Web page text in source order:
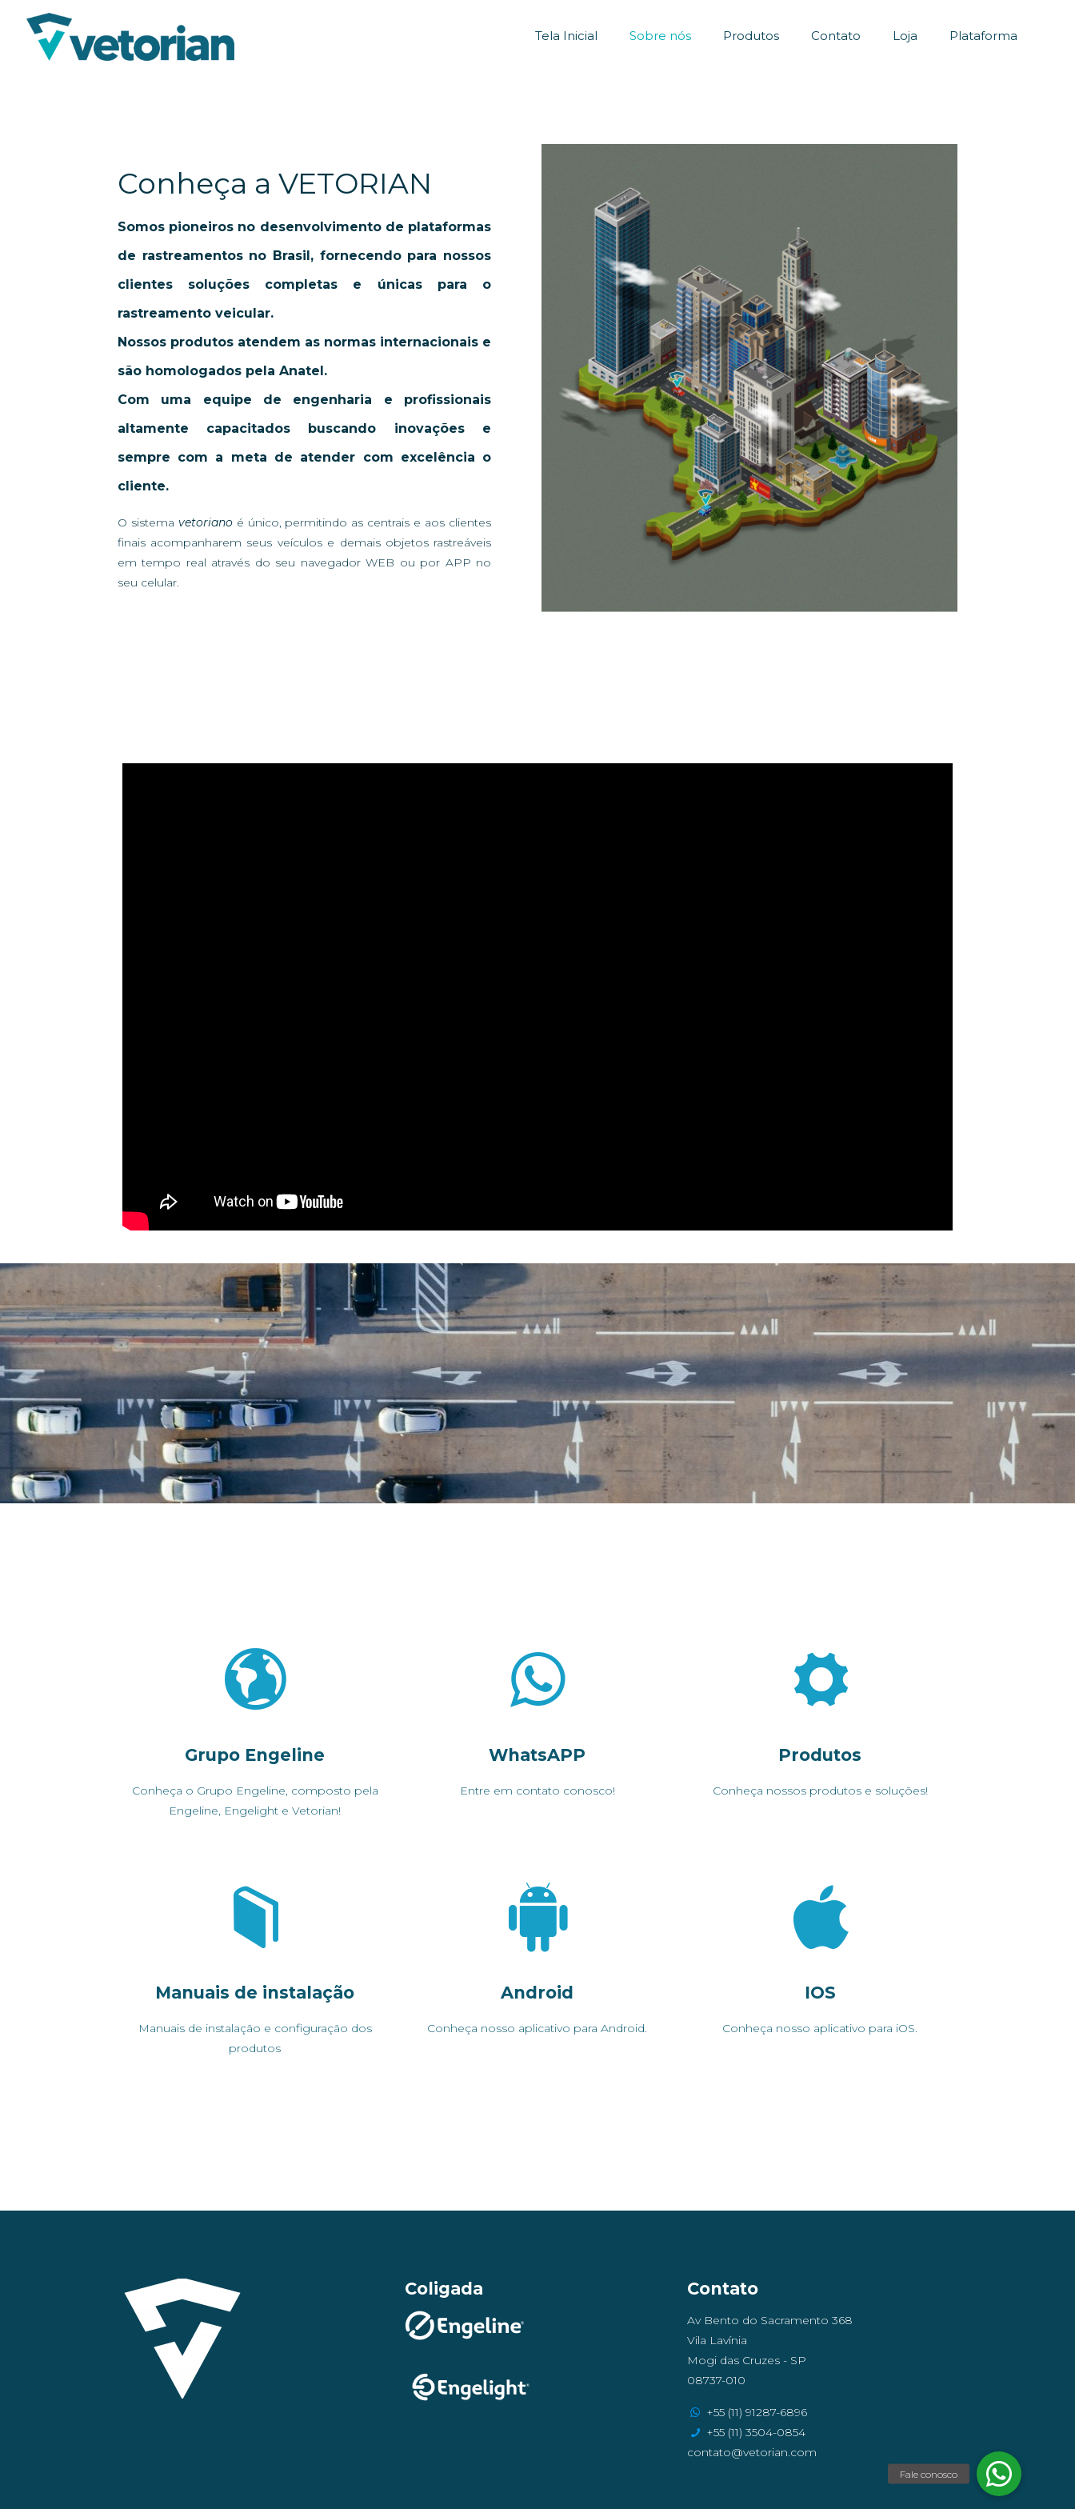
Tela Inicial Sobre nós Produtos Contato Loja Plataforma
Conheça a VETORIAN
Somos pioneiros no desenvolvimento de plataformas
de rastreamentos no Brasil, fornecendo para nossos
clientes soluções completas e únicas para o
rastreamento veicular.
Nossos produtos atendem as normas internacionais e
são homologados pela Anatel.
Com uma equipe de engenharia e profissionais
altamente capacitados buscando inovações e
sempre com a meta de atender com excelência o
cliente.
O sistema vetorianoé único, permitindo as centrais e aos clientes
finais acompanharem seus veículos e demais objetos rastreáveis
em tempo real através do seu navegador WEB ou por APP no
seu celular.
Grupo Engeline
Conheça o Grupo Engeline, composto pela
Engeline, Engelight e Vetorian!
WhatsAPP
Entre em contato conosco!
Produtos
Conheça nossos produtos e soluções!
Manuais de instalação
Manuais de instalação e configuração dos
produtos
Android
Conheça nosso aplicativo para Android.
IOS
Conheça nosso aplicativo para iOS.
Coligada Contato
Av Bento do Sacramento 368
Vila Lavínia
Mogi das Cruzes - SP
08737-010
+55 (11) 91287-6896
+55 (11) 3504-0854
contato@vetorian.com